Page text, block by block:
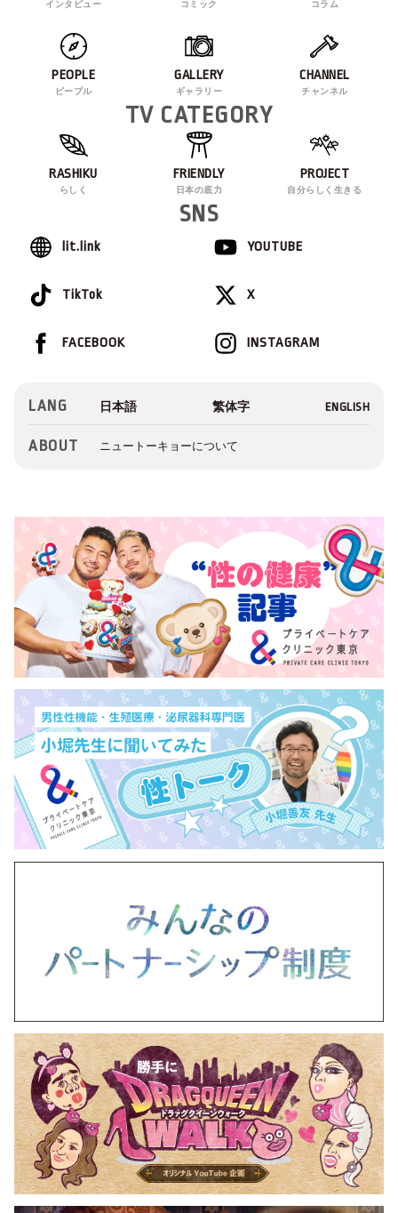
インタビュー コミック コラム
PEOPLE
ピープル
GALLERY
ギャラリー
CHANNEL
チャンネル
TV CATEGORY
RASHIKU
らしく
FRIENDLY
日本の底力
PROJECT
自分らしく生きる
SNS
lit.link YOUTUBE
TikTok X
INSTAGRAM
FACEBOOK
LANG
ABOUT ニュートーキョーについて